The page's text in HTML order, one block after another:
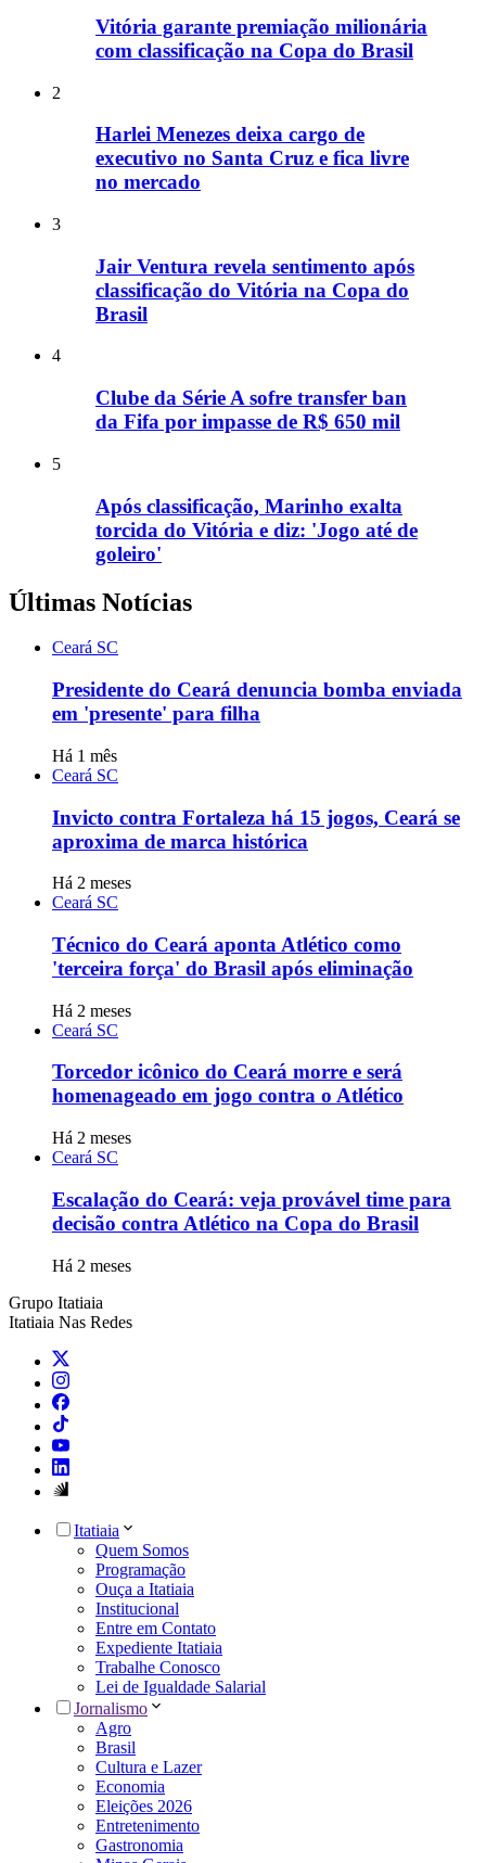
Vitória garante premiação milionária
com classificação na Copa do Brasil
2
Harlei Menezes deixa cargo de
executivo no Santa Cruz e fica livre
no mercado
3
Jair Ventura revela sentimento após
classificação do Vitória na Copa do
Brasil
4
Clube da Série A sofre transfer ban
da Fifa por impasse de R$ 650 mil
5
Após classificação, Marinho exalta
torcida do Vitória e diz: 'Jogo até de
goleiro'
Últimas Notícias
Ceará SC
Presidente do Ceará denuncia bomba enviada
em 'presente' para filha
Há 1 mês
Ceará SC
Invicto contra Fortaleza há 15 jogos, Ceará se
aproxima de marca histórica
Há 2 meses
Ceará SC
Técnico do Ceará aponta Atlético como
'terceira força' do Brasil após eliminação
Há 2 meses
Ceará SC
Torcedor icônico do Ceará morre e será
homenageado em jogo contra o Atlético
Há 2 meses
Ceará SC
Escalação do Ceará: veja provável time para
decisão contra Atlético na Copa do Brasil
Há 2 meses
Grupo Itatiaia
Itatiaia Nas Redes
Itatiaia
Quem Somos
Programação
Ouça a Itatiaia
Institucional
Entre em Contato
Expediente Itatiaia
Trabalhe Conosco
Lei de Igualdade Salarial
Jornalismo
Agro
Brasil
Cultura e Lazer
Economia
Eleições 2026
Entretenimento
Gastronomia